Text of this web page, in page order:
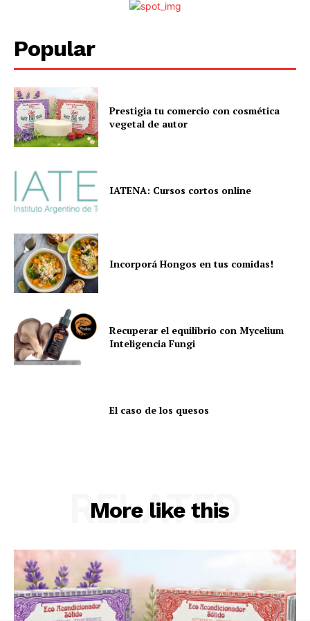
Popular
Prestigia tu comercio con cosmética
vegetal de autor
IATENA: Cursos cortos online
Incorporá Hongos en tus comidas!
Recuperar el equilibrio con Mycelium
Inteligencia Fungi
El caso de los quesos
More like this
RELATED